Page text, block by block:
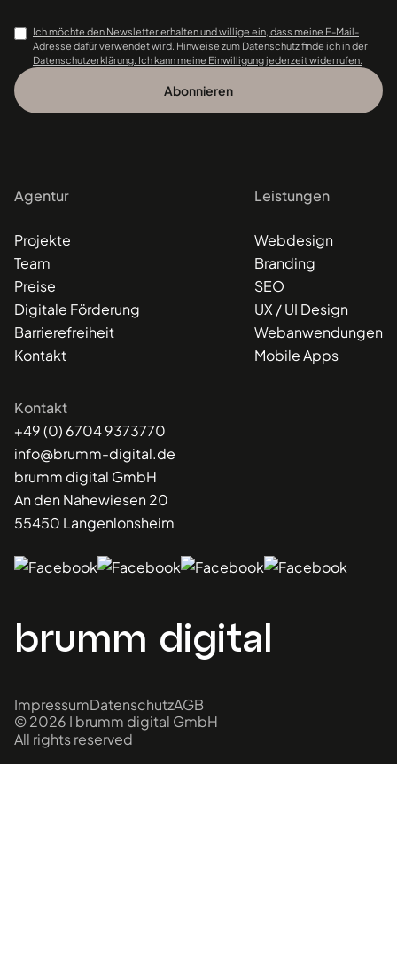
Ich möchte den Newsletter erhalten und willige ein, dass meine E-Mail-
Adresse dafür verwendet wird. Hinweise zum Datenschutz finde ich in der
Datenschutzerklärung. Ich kann meine Einwilligung jederzeit widerrufen.
Agentur
Projekte
Team
Preise
Digitale Förderung
Barrierefreiheit
Kontakt
Leistungen
Webdesign
Branding
SEO
UX / UI Design
Webanwendungen
Mobile Apps
Kontakt
+49 (0) 6704 9373770
info@brumm-digital.de
brumm digital GmbH
An den Nahewiesen 20
55450 Langenlonsheim
brumm digital
© 2026 I brumm digital GmbH
All rights reserved
ImpressumDatenschutzAGB